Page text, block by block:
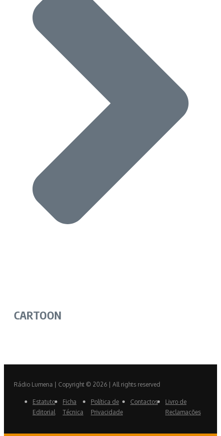
CARTOON
Rádio Lumena | Copyright © 2026 | All rights reserved
Estatuto
Editorial
Ficha
Técnica
Política de
Privacidade
Contactos
Livro de
Reclamações